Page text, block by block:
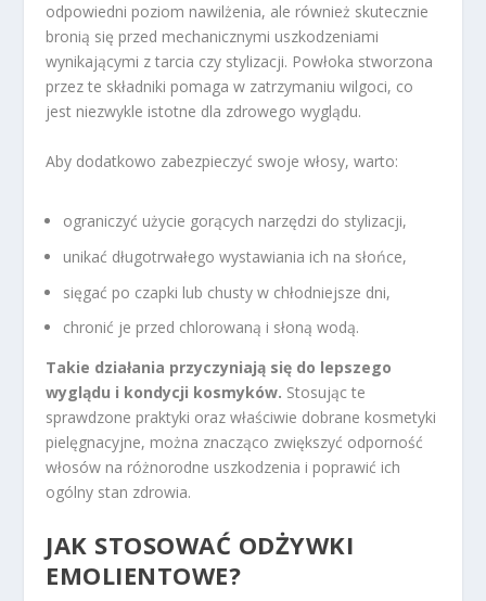
odpowiedni poziom nawilżenia, ale również skutecznie
bronią się przed mechanicznymi uszkodzeniami
wynikającymi z tarcia czy stylizacji. Powłoka stworzona
przez te składniki pomaga w zatrzymaniu wilgoci, co
jest niezwykle istotne dla zdrowego wyglądu.
Aby dodatkowo zabezpieczyć swoje włosy, warto:
ograniczyć użycie gorących narzędzi do stylizacji,
unikać długotrwałego wystawiania ich na słońce,
sięgać po czapki lub chusty w chłodniejsze dni,
chronić je przed chlorowaną i słoną wodą.
Takie działania przyczyniają się do lepszego
wyglądu i kondycji kosmyków. Stosując te
sprawdzone praktyki oraz właściwie dobrane kosmetyki
pielęgnacyjne, można znacząco zwiększyć odporność
włosów na różnorodne uszkodzenia i poprawić ich
ogólny stan zdrowia.
JAK STOSOWAĆ ODŻYWKI
EMOLIENTOWE?